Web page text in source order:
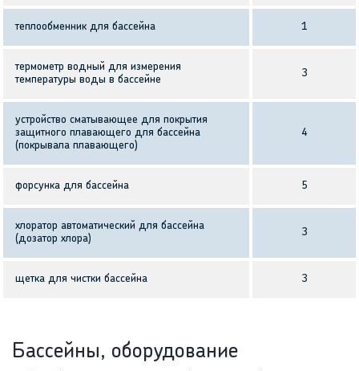
теплообменник для бассейна 1
термометр водный для измерения
температуры воды в бассейне
3
устройство сматывающее для покрытия
защитного плавающего для бассейна
(покрывала плавающего)
4
форсунка для бассейна 5
хлоратор автоматический для бассейна
(дозатор хлора)
3
щетка для чистки бассейна 3
Бассейны, оборудование